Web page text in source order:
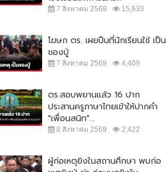
7 สิงหาคม 2569 15,633
โฆษก ตร. เผยปืนที่นักเรียนใช้ เป็น
ของปู่
7 สิงหาคม 2569 4,409
ตร.สอบพยานแล้ว 16 ปาก
ประสานครูภาษาไทยเข้าให้ปากคำ
"เพื่อนสนิท"...
8 สิงหาคม 2569 2,422
ผู้ก่อเหตุยิงในสถานศึกษา พบก่อ